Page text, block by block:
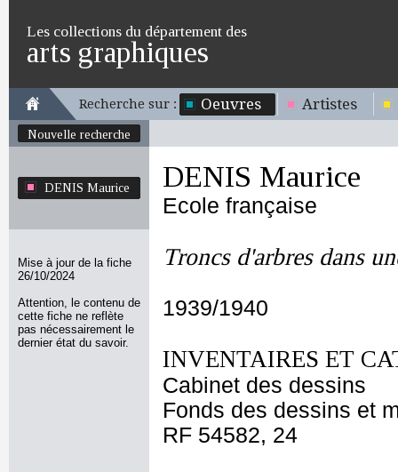
Les collections du département des
arts graphiques
Recherche sur : Oeuvres Artistes
Nouvelle recherche
DENIS Maurice
Mise à jour de la fiche
26/10/2024
Attention, le contenu de
cette fiche ne reflète
pas nécessairement le
dernier état du savoir.
DENIS Maurice
Ecole française
Troncs d'arbres dans
1939/1940
INVENTAIRES ET
Cabinet des dessins
Fonds des dessins et
RF 54582, 24